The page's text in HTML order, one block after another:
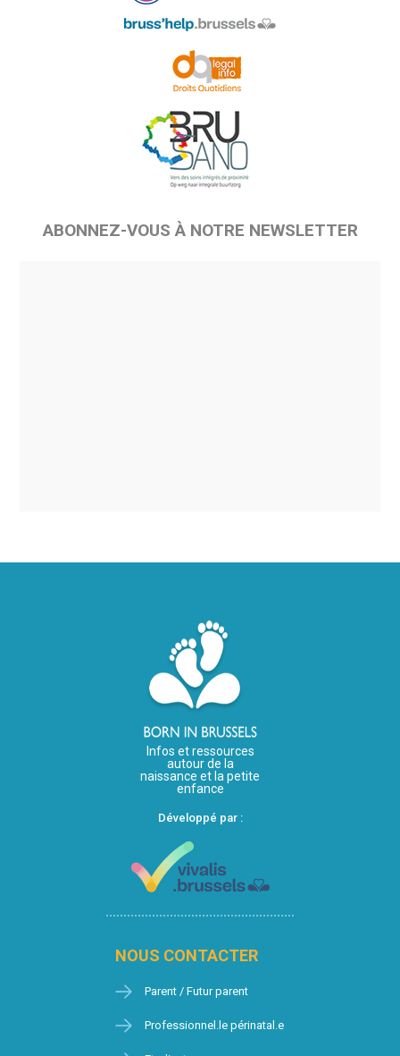
ABONNEZ-VOUS À NOTRE NEWSLETTER
Infos et ressources
autour de la
naissance et la petite
enfance
Développé par :
NOUS CONTACTER
Parent / Futur parent
Professionnel.le périnatal.e